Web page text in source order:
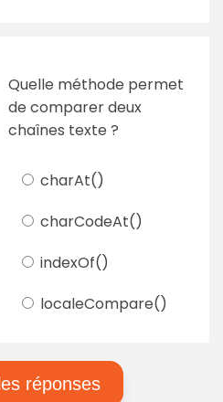
Quelle méthode permet
de comparer deux
chaînes texte ?
charAt()
charCodeAt()
indexOf()
localeCompare()